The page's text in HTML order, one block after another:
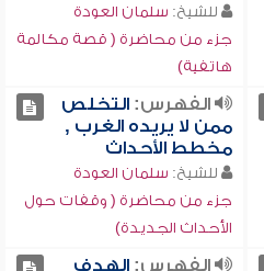
للشيخ: سلمان العودة
جزء من محاضرة ( قصة مكالمة
هاتفية)
الفهرس:التخلص
ممن لا يريده الغرب ,
مخطط الأحداث
للشيخ: سلمان العودة
جزء من محاضرة ( وقفات حول
الأحداث الجديدة)
الفهرس:الهدف